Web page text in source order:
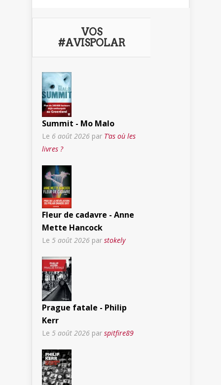
VOS
#AVISPOLAR
Summit - Mo Malo
Le 6 août 2026 par T’as où les
livres ?
Fleur de cadavre - Anne
Mette Hancock
Le 5 août 2026 par stokely
Prague fatale - Philip
Kerr
Le 5 août 2026 par spitfire89